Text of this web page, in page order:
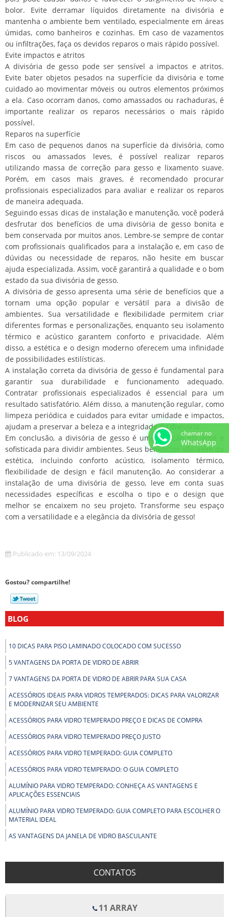
bolor. Evite derramar líquidos diretamente na divisória e
mantenha o ambiente bem ventilado, especialmente em áreas
úmidas, como banheiros e cozinhas. Em caso de vazamentos
ou infiltrações, faça os devidos reparos o mais rápido possível.
Evite impactos e atritos
A divisória de gesso pode ser sensível a impactos e atritos.
Evite bater objetos pesados na superfície da divisória e tome
cuidado ao movimentar móveis ou outros elementos próximos
a ela. Caso ocorram danos, como amassados ou rachaduras, é
importante realizar os reparos necessários o mais rápido
possível.
Reparos na superfície
Em caso de pequenos danos na superfície da divisória, como
riscos ou amassados leves, é possível realizar reparos
utilizando massa de correção para gesso e lixamento suave.
Porém, em casos mais graves, é recomendado procurar
profissionais especializados para avaliar e realizar os reparos
de maneira adequada.
Seguindo essas dicas de instalação e manutenção, você poderá
desfrutar dos benefícios de uma divisória de gesso bonita e
bem conservada por muitos anos. Lembre-se sempre de contar
com profissionais qualificados para a instalação e, em caso de
dúvidas ou necessidade de reparos, não hesite em buscar
ajuda especializada. Assim, você garantirá a qualidade e o bom
estado da sua divisória de gesso.
A divisória de gesso apresenta uma série de benefícios que a
tornam uma opção popular e versátil para a divisão de
ambientes. Sua versatilidade e flexibilidade permitem criar
diferentes formas e personalizações, enquanto seu isolamento
térmico e acústico garantem conforto e privacidade. Além
disso, a estética e o design moderno oferecem uma infinidade
de possibilidades estilísticas.
A instalação correta da divisória de gesso é fundamental para
garantir sua durabilidade e funcionamento adequado.
Contratar profissionais especializados é essencial para um
resultado satisfatório. Além disso, a manutenção regular, como
limpeza periódica e cuidados para evitar umidade e impactos,
ajudam a preservar a beleza e a integridade da divisória.
Em conclusão, a divisória de gesso é uma solução eficiente e
sofisticada para dividir ambientes. Seus benefícios vão além da
estética, incluindo conforto acústico, isolamento térmico,
flexibilidade de design e fácil manutenção. Ao considerar a
instalação de uma divisória de gesso, leve em conta suas
necessidades específicas e escolha o tipo e o design que
melhor se encaixem no seu projeto. Transforme seu espaço
com a versatilidade e a elegância da divisória de gesso!
Publicado em: 13/09/2024
Gostou? compartilhe!
BLOG
10 DICAS PARA PISO LAMINADO COLOCADO COM SUCESSO
5 VANTAGENS DA PORTA DE VIDRO DE ABRIR
7 VANTAGENS DA PORTA DE VIDRO DE ABRIR PARA SUA CASA
ACESSÓRIOS IDEAIS PARA VIDROS TEMPERADOS: DICAS PARA VALORIZAR
E MODERNIZAR SEU AMBIENTE
ACESSÓRIOS PARA VIDRO TEMPERADO PREÇO E DICAS DE COMPRA
ACESSÓRIOS PARA VIDRO TEMPERADO PREÇO JUSTO
ACESSÓRIOS PARA VIDRO TEMPERADO: GUIA COMPLETO
ACESSÓRIOS PARA VIDRO TEMPERADO: O GUIA COMPLETO
ALUMÍNIO PARA VIDRO TEMPERADO: CONHEÇA AS VANTAGENS E
APLICAÇÕES ESSENCIAIS
ALUMÍNIO PARA VIDRO TEMPERADO: GUIA COMPLETO PARA ESCOLHER O
MATERIAL IDEAL
AS VANTAGENS DA JANELA DE VIDRO BASCULANTE
BENEFÍCIOS DOS FORROS DE FIBRA MINERAL PARA CONFORTO E
QUALIDADE ACÚSTICA EM AMBIENTES
CONTATOS
11 ARRAY
chamar no
WhatsApp